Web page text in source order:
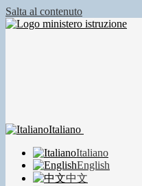
Salta al contenuto
Italiano
Italiano
English
中文